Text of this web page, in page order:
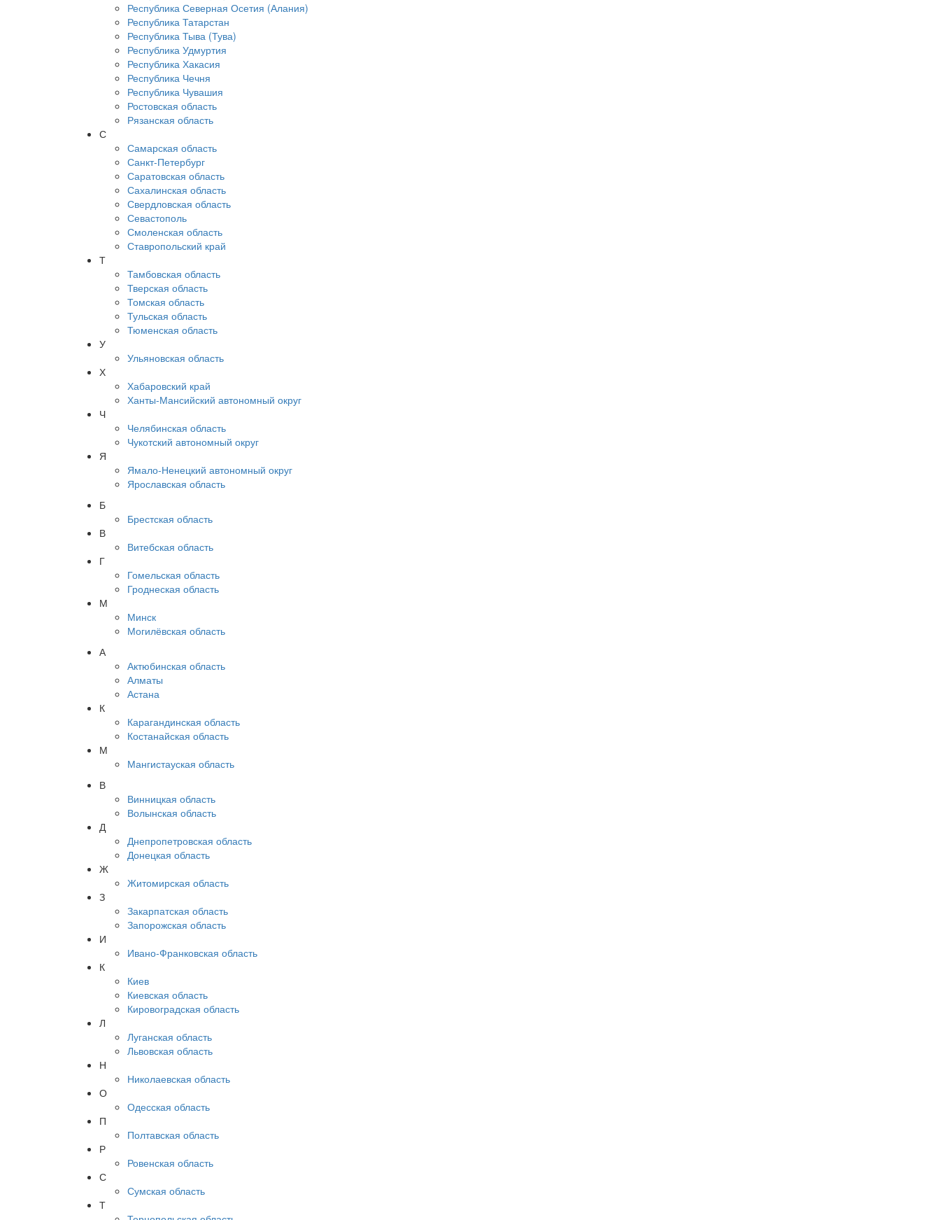
Республика Северная Осетия (Алания)
Республика Татарстан
Республика Тыва (Тува)
Республика Удмуртия
Республика Хакасия
Республика Чечня
Республика Чувашия
Ростовская область
Рязанская область
С
Самарская область
Санкт-Петербург
Саратовская область
Сахалинская область
Свердловская область
Севастополь
Смоленская область
Ставропольский край
Т
Тамбовская область
Тверская область
Томская область
Тульская область
Тюменская область
У
Ульяновская область
Х
Хабаровский край
Ханты-Мансийский автономный округ
Ч
Челябинская область
Чукотский автономный округ
Я
Ямало-Ненецкий автономный округ
Ярославская область
Б
Брестская область
В
Витебская область
Г
Гомельская область
Гроднеская область
М
Минск
Могилёвская область
А
Актюбинская область
Алматы
Астана
К
Карагандинская область
Костанайская область
М
Мангистауская область
В
Винницкая область
Волынская область
Д
Днепропетровская область
Донецкая область
Ж
Житомирская область
З
Закарпатская область
Запорожская область
И
Ивано-Франковская область
К
Киев
Киевская область
Кировоградская область
Л
Луганская область
Львовская область
Н
Николаевская область
О
Одесская область
П
Полтавская область
Р
Ровенская область
С
Сумская область
Т